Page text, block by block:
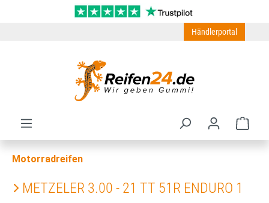
Zum Hauptinhalt springen
Händlerportal
Motorradreifen
METZELER 3.00 - 21 TT 51R ENDURO 1